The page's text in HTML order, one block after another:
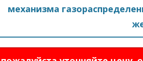
механизма